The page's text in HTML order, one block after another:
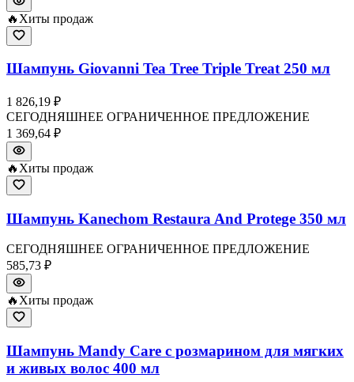
🔥 Хиты продаж
Шампунь Giovanni Tea Tree Triple Treat 250 мл
1 826,19 ₽
СЕГОДНЯШНЕЕ ОГРАНИЧЕННОЕ ПРЕДЛОЖЕНИЕ
1 369,64 ₽
🔥 Хиты продаж
Шампунь Kanechom Restaura And Protege 350 мл
СЕГОДНЯШНЕЕ ОГРАНИЧЕННОЕ ПРЕДЛОЖЕНИЕ
585,73 ₽
🔥Хиты продаж
Шампунь Mandy Care с розмарином для мягких
и живых волос 400 мл